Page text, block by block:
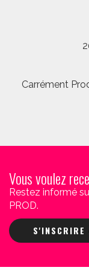
Carrément
Vous voulez
Restez informé
PROD.
S'INSCRIRE